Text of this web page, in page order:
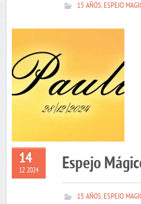
15 AÑOS,ESPEJO
14
12 2024 Espejo
15 AÑOS,ESPEJO